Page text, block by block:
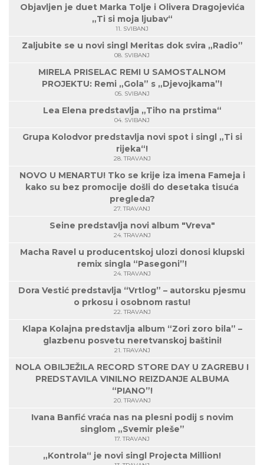
Objavljen je duet Marka Tolje i Olivera Dragojevića
„Ti si moja ljubav“
11. SVIBANJ
Zaljubite se u novi singl Meritas dok svira „Radio”
08. SVIBANJ
MIRELA PRISELAC REMI U SAMOSTALNOM
PROJEKTU: Remi „Gola” s „Djevojkama”!
05. SVIBANJ
Lea Elena predstavlja „Tiho na prstima“
04. SVIBANJ
Grupa Kolodvor predstavlja novi spot i singl „Ti si
rijeka“!
28. TRAVANJ
NOVO U MENARTU! Tko se krije iza imena Fameja i
kako su bez promocije došli do desetaka tisuća
pregleda?
27. TRAVANJ
Seine predstavlja novi album "Vreva"
24. TRAVANJ
Macha Ravel u producentskoj ulozi donosi klupski
remix singla “Pasegoni”!
24. TRAVANJ
Dora Vestić predstavlja “Vrtlog” – autorsku pjesmu
o prkosu i osobnom rastu!
22. TRAVANJ
Klapa Kolajna predstavlja album “Zori zoro bila” –
glazbenu posvetu neretvanskoj baštini!
21. TRAVANJ
NOLA OBILJEŽILA RECORD STORE DAY U ZAGREBU I
PREDSTAVILA VINILNO REIZDANJE ALBUMA
“PIANO”!
20. TRAVANJ
Ivana Banfić vraća nas na plesni podij s novim
singlom „Svemir pleše”
17. TRAVANJ
„Kontrola“ je novi singl Projecta Million!